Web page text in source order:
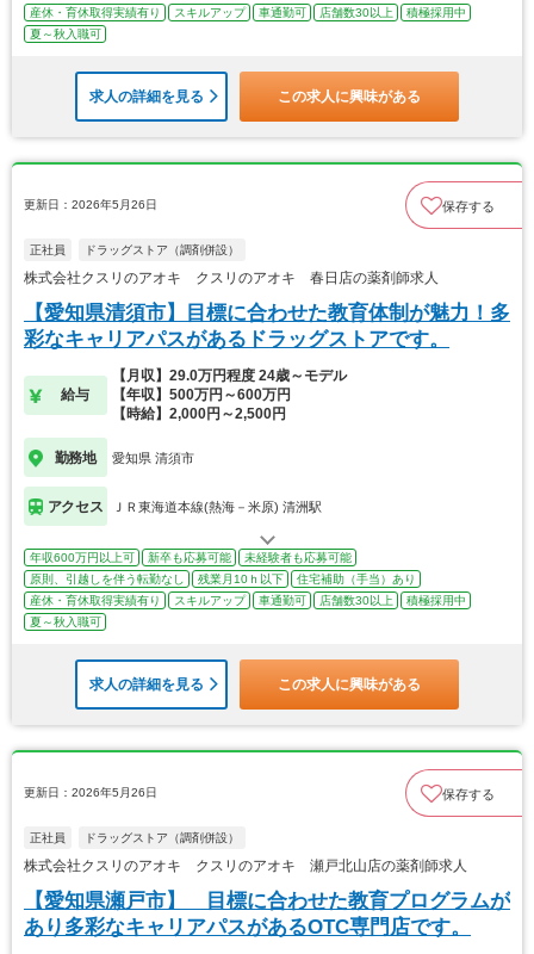
産休・育休取得実績有り スキルアップ 車通勤可 店舗数30以上
積極採用中
夏～秋入職可
求人の詳細を見る この求人に興味がある
更新日：2026年5月26日 保存する
正社員 ドラッグストア（調剤併設）
株式会社クスリのアオキ クスリのアオキ 春日店の薬剤師求人
【愛知県清須市】目標に合わせた教育体制が魅力！多
彩なキャリアパスがあるドラッグストアです。
給与
【月収】29.0万円程度 24歳～モデル
【年収】500万円～600万円
【時給】2,000円～2,500円
勤務地 愛知県 清須市
アクセス ＪＲ東海道本線(熱海－米原) 清洲駅
年収600万円以上可 新卒も応募可能
未経験者も応募可能
原則、引越しを伴う転勤なし
残業月10ｈ以下
住宅補助（手当）あり
産休・育休取得実績有り
スキルアップ 車通勤可 店舗数30以上
積極採用中
夏～秋入職可
求人の詳細を見る この求人に興味がある
更新日：2026年5月26日 保存する
正社員 ドラッグストア（調剤併設）
株式会社クスリのアオキ クスリのアオキ 瀬戸北山店の薬剤師求人
【愛知県瀬戸市】 目標に合わせた教育プログラムが
あり多彩なキャリアパスがあるOTC専門店です。